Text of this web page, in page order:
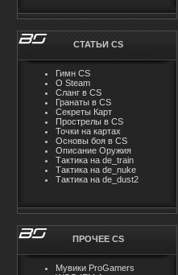
СТАТЬИ CS
Гимн CS
О Steam
Cлaнг в CS
Гранаты в CS
Секреты Карт
Прострелы в CS
Точки на картах
Основы боя в CS
Описание Оружия
Тактика на de_train
Тактика на de_nuke
Тактика на de_dust2
ПРОЧЕЕ CS
Мувики ProGamers